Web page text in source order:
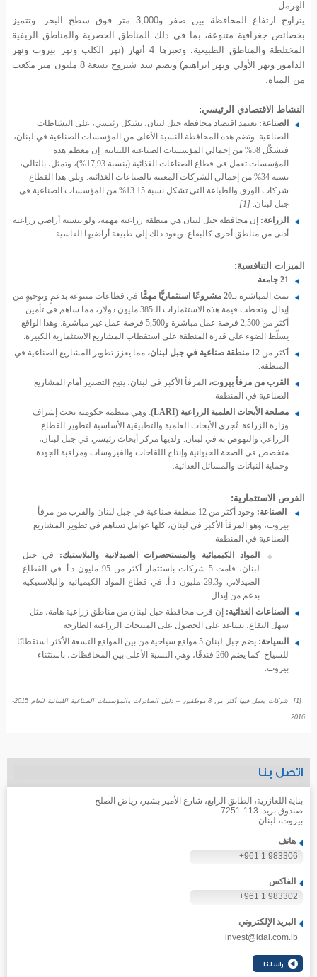
الهرمل.
يتراوح ارتفاع المحافظة بين صفر و3,000 متر فوق سطح البحر. وتتميز
بخصائص جغرافية متنوعة، بما في ذلك المناطق الحضرية والمناطق الريفية
المختلطة والمناطق الطبيعية. وتعبرها 4 أنهار (نهر الكلب ونهر بيروت ونهر
الدامور ونهر الأولي ونهر ابراهيم) وتضم سد شبروح بسعة 8 مليون متر مكعب
من المياه.
النشاط الاقتصادي الرئيسي:
الصناعة: يعتمد اقتصاد محافظة جبل لبنان، بشكل رئيسي، على النشاطات
الصناعية. وتضم هذه المحافظة النسبة الأعلى من المؤسسات الصناعية في لبنان،
فتشكّل 58% من إجمالي المؤسسات الصناعية اللبنانية. إن معظم هذه
المؤسسات تعمل في قطاع الصناعات الغذائية (بنسبة 17,93%)، وتمثل، بالتالي،
نسبة 34% من إجمالي الشركات المعنية بالصناعات الغذائية. ويلي هذا القطاع
شركات الورق والطباعة التي تشكل نسبة 13.15% من المؤسسات الصناعية في
جبل لبنان. [1]
الزراعة: إن محافظة جبل لبنان هي منطقة زراعية مهمة، ولو بنسبة أراضي زراعية
أدنى من مناطق أخرى كالبقاع. ويعود ذلك إلى طبيعة أراضيها القاسية.
الميزات التنافسية:
21 جامعة
تمت المباشرة بـ20 مشروعًا استثماريًّا مهمًّا
في قطاعات متنوعة بدعمٍ وتوجيهٍ من
إيدال. وتخطت قيمة هذه الاستثمارات الـ385 مليون دولار، مما ساهم في تأمين
أكثر من 2,500 فرصة عمل مباشرة و5,500 فرصة عمل غير مباشرة. وهذا الواقع
يسلّط الضوء على قدرة المنطقة على استقطاب المشاريع الاستثمارية الكبيرة.
أكثر من 12 منطقة صناعية في جبل لبنان،
مما يعزز تطوير المشاريع الصناعية في
المنطقة.
القرب من مرفأ بيروت، المرفأ الأكبر في لبنان، يتيح التصدير أمام المشاريع
الصناعية في المنطقة.
مصلحة الأبحاث العلمية الزراعية (LARI)
: وهي منظمة حكومية تحت إشراف
وزارة الزراعة. تُجري الأبحاث العلمية والتطبيقية الأساسية لتطوير القطاع
الزراعي والنهوض به في لبنان. ولديها مركز أبحاث رئيسي في جبل لبنان،
متخصص في الصحة الحيوانية وإنتاج اللقاحات والفيروسات ومراقبة الجودة
وحماية النباتات والمسائل الغذائية.
الفرص الاستثمارية:
الصناعة:
وجود أكثر من 12 منطقة صناعية في جبل لبنان والقرب من مرفأ
بيروت، وهو المرفأ الأكبر في لبنان، كلها عوامل تساهم في تطوير المشاريع
الصناعية في المنطقة.
المواد الكيميائية والمستحضرات الصيدلانية والبلاستيك: في جبل
لبنان، قامت 5 شركات باستثمار أكثر من 95 مليون د.أ. في القطاع
الصيدلاني و29.3 مليون د.أ. في قطاع المواد الكيميائية والبلاستيكية
بدعم من إيدال.
الصناعات الغذائية: إن قرب محافظة جبل لبنان من مناطق زراعية هامة، مثل
سهل البقاع، يساعد على الحصول على المنتجات الزراعية الطازجة.
السياحة:
يضم جبل لبنان 5 مواقع سياحية من بين المواقع التسعة الأكثر استقطابًا
للسياح. كما يضم 260 فندقًا، وهي النسبة الأعلى بين المحافظات، باستثناء
بيروت.
[1] شركات يعمل فيها أكثر من 8 موظفين – دليل الصادرات والمؤسسات الصناعية اللبنانية للعام 2015-
2016
اتصل بنا
بناية اللعازرية، الطابق الرابع، شارع الأمير بشير، رياض الصلح
صندوق بريد: 113-7251
بيروت، لبنان
هاتف
+961 1 983306
الفاكس
+961 1 983302
البريد الإلكتروني
invest@idal.com.lb